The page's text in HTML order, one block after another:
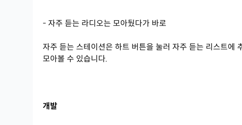
- 자주 듣는 라디오는 모아뒀다가 바로
자주 듣는 스테이션은 하트 버튼을 눌러 자주 듣는 리스트에
모아볼 수 있습니다.
개발